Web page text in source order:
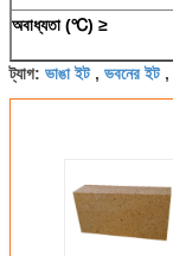
অবাধ্যতা (℃) ≥
ট্যাগ: ভাঙা ইট, ভবনের ইট,